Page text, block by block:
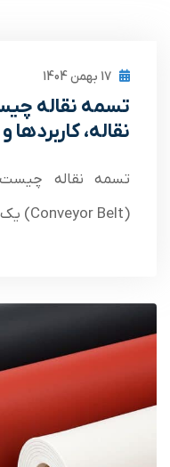
تسمه نقاله
نقاله،
تسمه نقاله
(Conveyor Belt) یک سیستم حمل و نقل…